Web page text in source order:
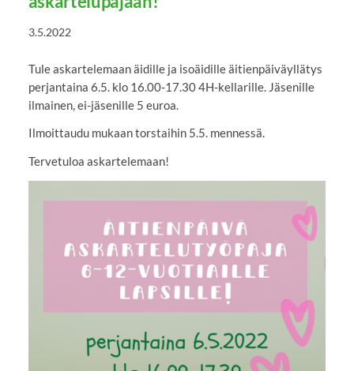
3.5.2022
Tule askartelemaan äidille ja isoäidille äitienpäiväyllätys
perjantaina 6.5. klo 16.00-17.30 4H-kellarille. Jäsenille
ilmainen, ei-jäsenille 5 euroa.
Ilmoittaudu mukaan torstaihin 5.5. mennessä.
Tervetuloa askartelemaan!